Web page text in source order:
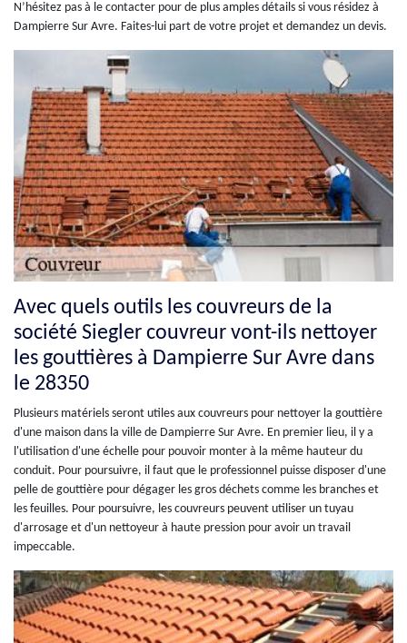
N’hésitez pas à le contacter pour de plus amples détails si vous résidez à
Dampierre Sur Avre. Faites-lui part de votre projet et demandez un devis.
Avec quels outils les couvreurs de la
société Siegler couvreur vont-ils nettoyer
les gouttières à Dampierre Sur Avre dans
le 28350
Plusieurs matériels seront utiles aux couvreurs pour nettoyer la gouttière
d'une maison dans la ville de Dampierre Sur Avre. En premier lieu, il y a
l'utilisation d'une échelle pour pouvoir monter à la même hauteur du
conduit. Pour poursuivre, il faut que le professionnel puisse disposer d'une
pelle de gouttière pour dégager les gros déchets comme les branches et
les feuilles. Pour poursuivre, les couvreurs peuvent utiliser un tuyau
d'arrosage et d'un nettoyeur à haute pression pour avoir un travail
impeccable.